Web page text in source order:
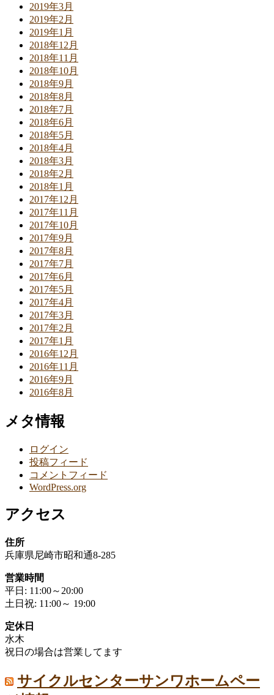
2019年3月
2019年2月
2019年1月
2018年12月
2018年11月
2018年10月
2018年9月
2018年8月
2018年7月
2018年6月
2018年5月
2018年4月
2018年3月
2018年2月
2018年1月
2017年12月
2017年11月
2017年10月
2017年9月
2017年8月
2017年7月
2017年6月
2017年5月
2017年4月
2017年3月
2017年2月
2017年1月
2016年12月
2016年11月
2016年9月
2016年8月
メタ情報
ログイン
投稿フィード
コメントフィード
WordPress.org
アクセス
住所
兵庫県尼崎市昭和通8-285
営業時間
平日: 11:00～20:00
土日祝: 11:00～ 19:00
定休日
水木
祝日の場合は営業してます
サイクルセンターサンワホームペー